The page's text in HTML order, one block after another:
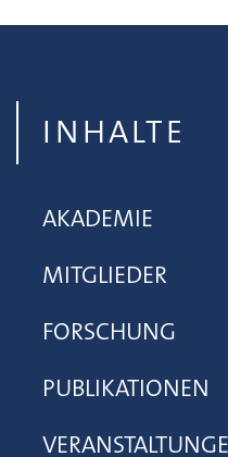
INHALTE
AKADEMIE
MITGLIEDER
FORSCHUNG
PUBLIKATIONEN